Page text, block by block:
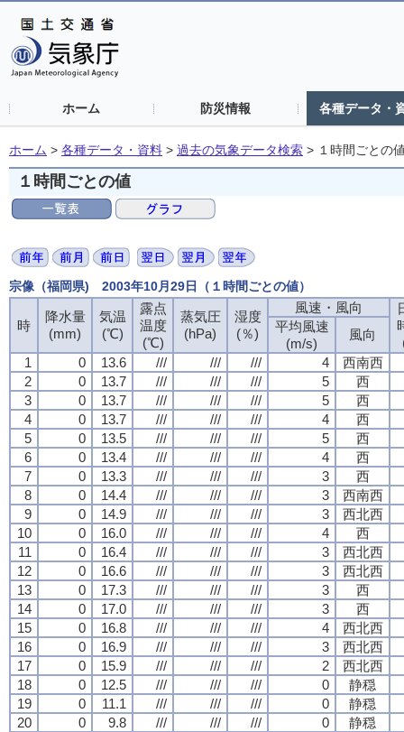
ホーム 防災情報 各種データ・
ホーム > 各種データ・資料 > 過去の気象データ検索 > １時間ごとの
１時間ごとの値
宗像（福岡県) 2003年10月29日（１時間ごとの値）
時
降水量
(mm)
気温
(℃)
露点
温度
(℃)
蒸気圧
(hPa)
湿度
(％)
風速・風向
平均風速
(m/s)
風向
1
0 13.6 /// /// /// 4
西南西
2
0 13.7 /// /// /// 5
西
3
0 13.7 /// /// /// 5
西
4
0 13.7 /// /// /// 4
西
5
0 13.5 /// /// /// 5
西
6
0 13.4 /// /// /// 4
西
7
0 13.3 /// /// /// 3
西
8
0 14.4 /// /// /// 3
西南西
9
0 14.9 /// /// /// 3
西北西
10
0 16.0 /// /// /// 4
西
11
0 16.4 /// /// /// 3
西北西
12
0 16.6 /// /// /// 3
西北西
13
0 17.3 /// /// /// 3
西
14
0 17.0 /// /// /// 3
西
15
0 16.8 /// /// /// 4
西北西
16
0 16.9 /// /// /// 3
西北西
17
0 15.9 /// /// /// 2
西北西
18
0 12.5 /// /// /// 0
静穏
19
0 11.1 /// /// /// 0
静穏
20
0 9.8 /// /// /// 0
静穏
時
降水量
(mm)
気温
(℃)
露点
温度
(℃)
蒸気圧
(hPa)
湿度
(％)
風速・風向
平均風速
(m/s)
風向
1
0 13.6 /// /// /// 4
西南西
2
0 13.7 /// /// /// 5
西
3
0 13.7 /// /// /// 5
西
4
0 13.7 /// /// /// 4
西
5
0 13.5 /// /// /// 5
西
6
0 13.4 /// /// /// 4
西
7
0 13.3 /// /// /// 3
西
8
0 14.4 /// /// /// 3
西南西
9
0 14.9 /// /// /// 3
西北西
10
0 16.0 /// /// /// 4
西
11
0 16.4 /// /// /// 3
西北西
12
0 16.6 /// /// /// 3
西北西
13
0 17.3 /// /// /// 3
西
14
0 17.0 /// /// /// 3
西
15
0 16.8 /// /// /// 4
西北西
16
0 16.9 /// /// /// 3
西北西
17
0 15.9 /// /// /// 2
西北西
18
0 12.5 /// /// /// 0
静穏
19
0 11.1 /// /// /// 0
静穏
20
0 9.8 /// /// /// 0
静穏
時
降水量
(mm)
気温
(℃)
露点
温度
(℃)
蒸気圧
(hPa)
湿度
(％)
風速・風向
平均風速
(m/s)
風向
1
0 13.6 /// /// /// 4
西南西
2
0 13.7 /// /// /// 5
西
3
0 13.7 /// /// /// 5
西
4
0 13.7 /// /// /// 4
西
5
0 13.5 /// /// /// 5
西
6
0 13.4 /// /// /// 4
西
7
0 13.3 /// /// /// 3
西
8
0 14.4 /// /// /// 3
西南西
9
0 14.9 /// /// /// 3
西北西
10
0 16.0 /// /// /// 4
西
11
0 16.4 /// /// /// 3
西北西
12
0 16.6 /// /// /// 3
西北西
13
0 17.3 /// /// /// 3
西
14
0 17.0 /// /// /// 3
西
15
0 16.8 /// /// /// 4
西北西
16
0 16.9 /// /// /// 3
西北西
17
0 15.9 /// /// /// 2
西北西
18
0 12.5 /// /// /// 0
静穏
19
0 11.1 /// /// /// 0
静穏
20
0 9.8 /// /// /// 0
静穏
時
降水量
(mm)
気温
(℃)
露点
温度
(℃)
蒸気圧
(hPa)
湿度
(％)
風速・風向
平均風速
(m/s)
風向
1
0 13.6 /// /// /// 4
西南西
2
0 13.7 /// /// /// 5
西
3
0 13.7 /// /// /// 5
西
4
0 13.7 /// /// /// 4
西
5
0 13.5 /// /// /// 5
西
6
0 13.4 /// /// /// 4
西
7
0 13.3 /// /// /// 3
西
8
0 14.4 /// /// /// 3
西南西
9
0 14.9 /// /// /// 3
西北西
10
0 16.0 /// /// /// 4
西
11
0 16.4 /// /// /// 3
西北西
12
0 16.6 /// /// /// 3
西北西
13
0 17.3 /// /// /// 3
西
14
0 17.0 /// /// /// 3
西
15
0 16.8 /// /// /// 4
西北西
16
0 16.9 /// /// /// 3
西北西
17
0 15.9 /// /// /// 2
西北西
18
0 12.5 /// /// /// 0
静穏
19
0 11.1 /// /// /// 0
静穏
20
0 9.8 /// /// /// 0
静穏